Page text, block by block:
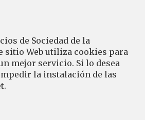
de Sociedad de la
sitio Web utiliza cookies para
mejor servicio. Si lo desea
la instalación de las